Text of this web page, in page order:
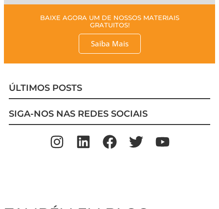
BAIXE AGORA UM DE NOSSOS MATERIAIS
GRATUITOS!
Saiba Mais
ÚLTIMOS POSTS
SIGA-NOS NAS REDES SOCIAIS